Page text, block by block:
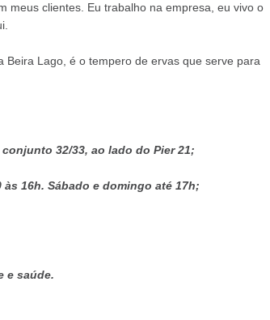
meus clientes. Eu trabalho na empresa, eu vivo o
Lago, é o tempero de ervas que serve para
32/33, ao lado do Pier 21;
16h. Sábado e domingo até 17h;
e saúde.